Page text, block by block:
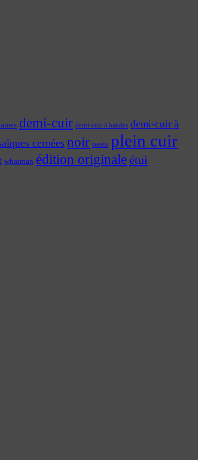
demi-cuir demi-cuir à bandes demi-cuir à
cernéesnoir oasis plein cuir
whatman édition originaleétui